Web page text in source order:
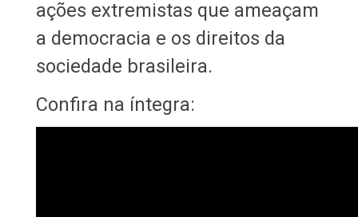
ações extremistas que ameaçam
a democracia e os direitos da
sociedade brasileira.
Confira na íntegra: